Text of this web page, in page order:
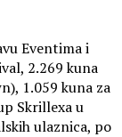
Eventima i
2.269 kuna
1.059 kuna za
Skrillexa u
ulaznica, po